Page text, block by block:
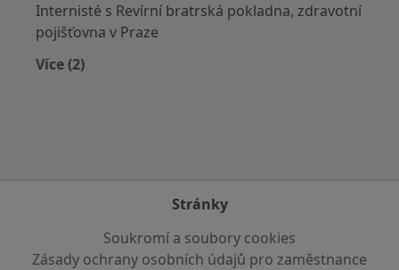
Internisté s Revírní bratrská pokladna, zdravotní
pojišťovna v Praze
Více (2)
Stránky
Soukromí a soubory cookies
Zásady ochrany osobních údajů pro zaměstnance